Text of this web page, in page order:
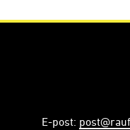
E-post: